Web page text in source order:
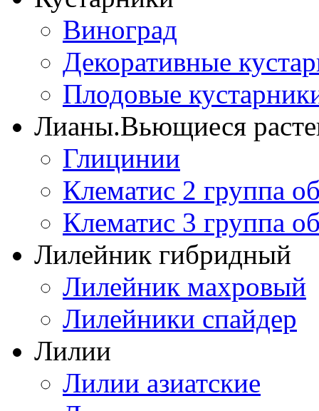
Виноград
Декоративные
Плодовые
Лианы.Вьющиеся
Глицинии
Клематис 2 группа
Клематис 3 группа
Лилейник гибридный
Лилейник махровый
Лилейники спайдер
Лилии
Лилии азиатские